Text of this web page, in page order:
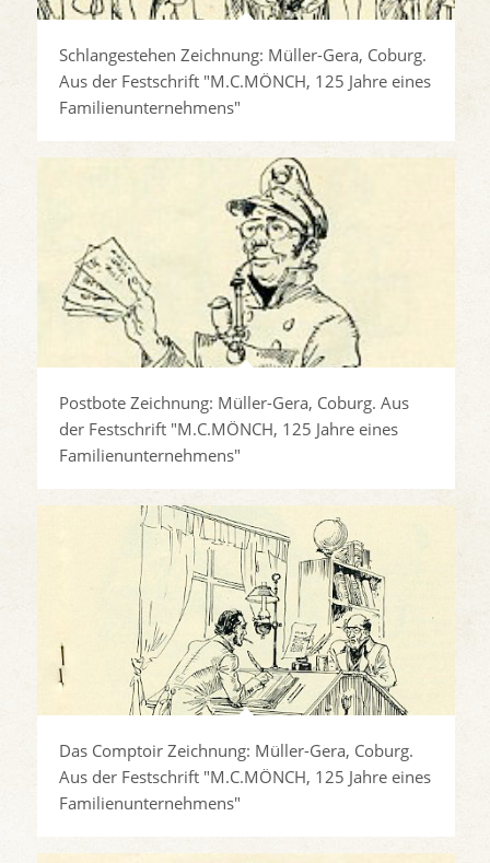
Schlangestehen Zeichnung: Müller-Gera, Coburg.
Aus der Festschrift "M.C.MÖNCH, 125 Jahre eines
Familienunternehmens"
Postbote Zeichnung: Müller-Gera, Coburg. Aus
der Festschrift "M.C.MÖNCH, 125 Jahre eines
Familienunternehmens"
Das Comptoir Zeichnung: Müller-Gera, Coburg.
Aus der Festschrift "M.C.MÖNCH, 125 Jahre eines
Familienunternehmens"